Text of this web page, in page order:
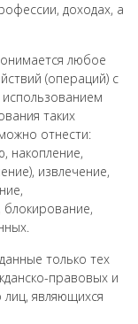
доходах, а
любое
(операций) с
таких
отнести:
накопление,
извлечение,
блокирование,
только тех
правовых и
являющихся